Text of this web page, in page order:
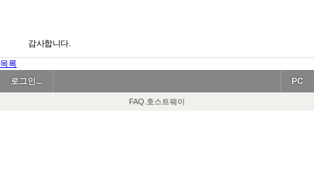
감사합니다.
목록
로그인...
PC
FAQ.호스트웨이